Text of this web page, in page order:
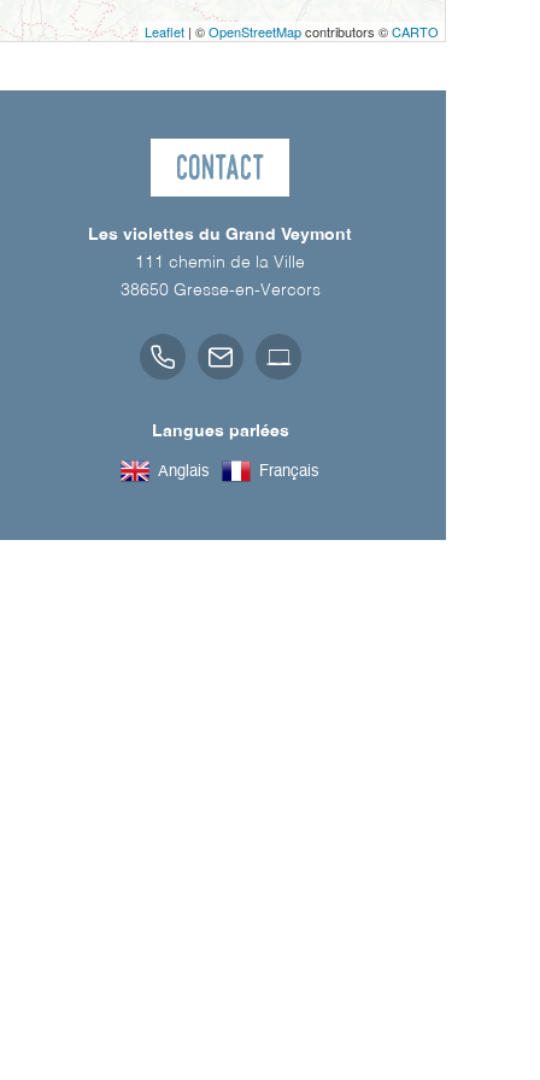
Leaflet | ©OpenStreetMapcontributors ©CARTO
Contact
Les violettes du Grand Veymont
111 chemin de la Ville
38650 Gresse-en-Vercors
Langues parlées
Anglais Français